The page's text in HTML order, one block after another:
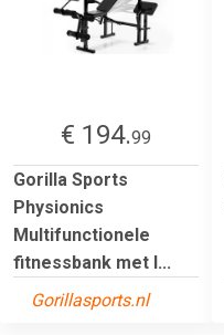
€ 194.99
Gorilla Sports
Physionics
Multifunctionele
fitnessbank met l...
Gorillasports.nl